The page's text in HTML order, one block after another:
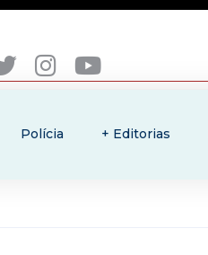
Polícia + Editorias